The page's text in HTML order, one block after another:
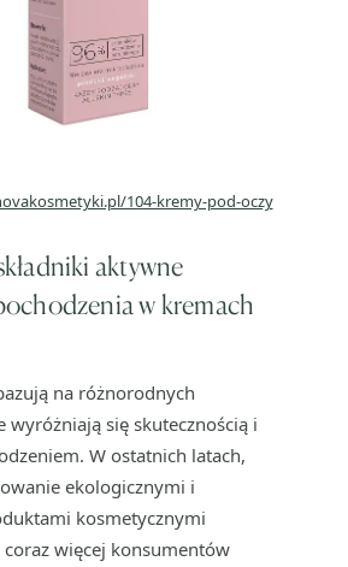
104-kremy-pod-oczy
aktywne
w kremach
na różnorodnych
wyróżniają się skutecznością i
W ostatnich latach,
ekologicznymi i
kosmetycznymi
coraz więcej konsumentów